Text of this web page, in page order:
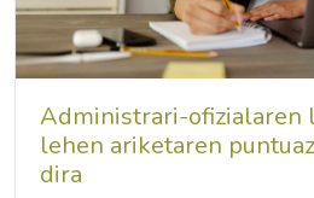
Administrari-ofizialaren
lehen ariketaren
dira